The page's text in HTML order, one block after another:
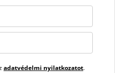
adatvédelmi nyilatkozatot.